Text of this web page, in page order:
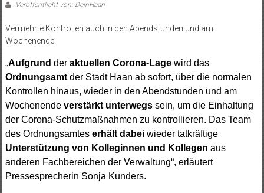
Veröffentlicht von: DeinHaan
Vermehrte Kontrollen auch in den Abendstunden und am
Wochenende
„Aufgrund deraktuellen Corona-Lagewird das
Ordnungsamtder Stadt Haan ab sofort, über die normalen
Kontrollen hinaus, wieder in den Abendstunden und am
Wochenende verstärkt unterwegssein, um die Einhaltung
der Corona-Schutzmaßnahmen zu kontrollieren. Das Team
des Ordnungsamtes erhält dabeiwieder tatkräftige
Unterstützung von Kolleginnen und Kollegen aus
anderen Fachbereichen der Verwaltung“, erläutert
Pressesprecherin Sonja Kunders.